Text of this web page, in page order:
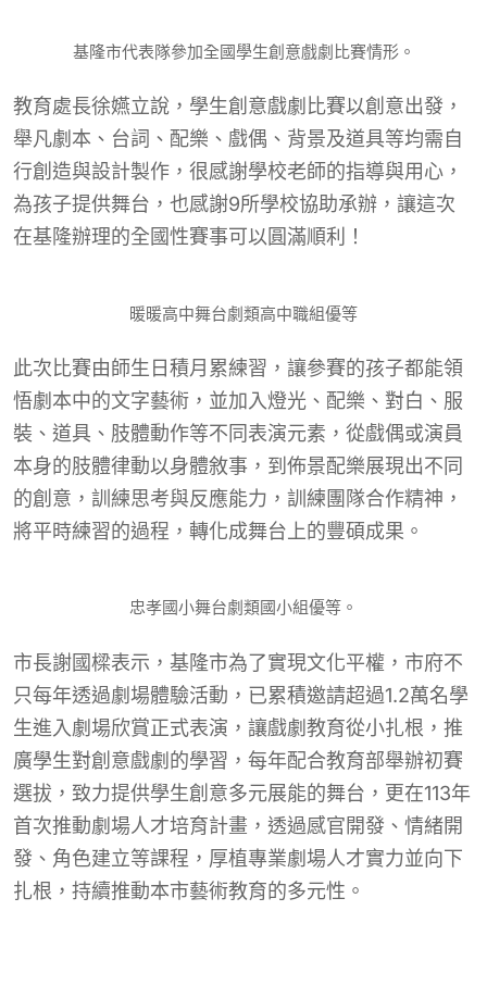
基隆市代表隊參加全國學生創意戲劇比賽情形。
教育處長徐嬿立說，學生創意戲劇比賽以創意出發，
舉凡劇本、台詞、配樂、戲偶、背景及道具等均需自
行創造與設計製作，很感謝學校老師的指導與用心，
為孩子提供舞台，也感謝9所學校協助承辦，讓這次
在基隆辦理的全國性賽事可以圓滿順利！
暖暖高中舞台劇類高中職組優等
此次比賽由師生日積月累練習，讓參賽的孩子都能領
悟劇本中的文字藝術，並加入燈光、配樂、對白、服
裝、道具、肢體動作等不同表演元素，從戲偶或演員
本身的肢體律動以身體敘事，到佈景配樂展現出不同
的創意，訓練思考與反應能力，訓練團隊合作精神，
將平時練習的過程，轉化成舞台上的豐碩成果。
忠孝國小舞台劇類國小組優等。
市長謝國樑表示，基隆市為了實現文化平權，市府不
只每年透過劇場體驗活動，已累積邀請超過1.2萬名學
生進入劇場欣賞正式表演，讓戲劇教育從小扎根，推
廣學生對創意戲劇的學習，每年配合教育部舉辦初賽
選拔，致力提供學生創意多元展能的舞台，更在113年
首次推動劇場人才培育計畫，透過感官開發、情緒開
發、角色建立等課程，厚植專業劇場人才實力並向下
扎根，持續推動本市藝術教育的多元性。